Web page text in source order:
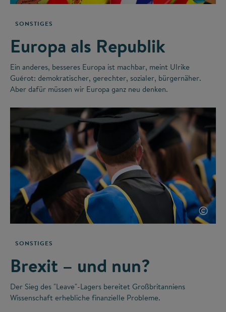
SONSTIGES
Europa als Republik
Ein anderes, besseres Europa ist machbar, meint Ulrike
Guérot: demokratischer, gerechter, sozialer, bürgernäher.
Aber dafür müssen wir Europa ganz neu denken.
©
SONSTIGES
Brexit – und nun?
Der Sieg des "Leave"-Lagers bereitet Großbritanniens
Wissenschaft erhebliche finanzielle Probleme.